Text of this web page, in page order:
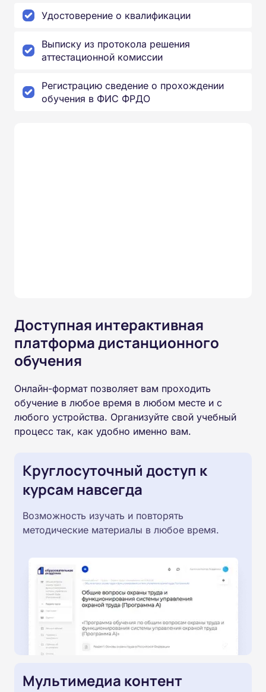
Удостоверение о квалификации
Выписку из протокола решения
аттестационной комиссии
Регистрацию сведение о прохождении
обучения в ФИС ФРДО
Доступная интерактивная
платформа дистанционного
обучения
Онлайн-формат позволяет вам проходить
обучение в любое время в любом месте и с
любого устройства. Организуйте свой учебный
процесс так, как удобно именно вам.
Круглосуточный доступ к
курсам навсегда
Возможность изучать и повторять
методические материалы в любое время.
Мультимедиа контент